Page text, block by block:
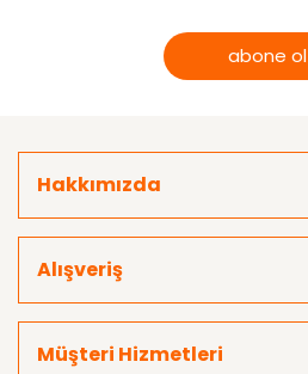
abone ol
Hakkımızda
Alışveriş
Müşteri Hizmetleri